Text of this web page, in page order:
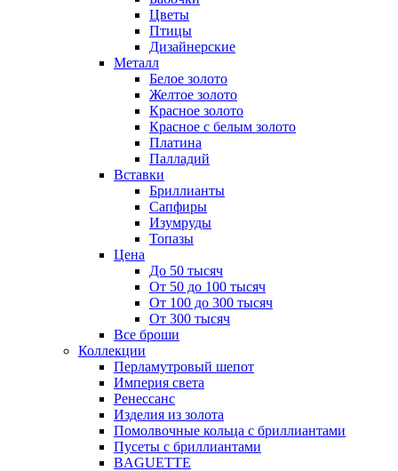
Цветы
Птицы
Дизайнерские
Металл
Белое золото
Желтое золото
Красное золото
Красное с белым золото
Платина
Палладий
Вставки
Бриллианты
Сапфиры
Изумруды
Топазы
Цена
До 50 тысяч
От 50 до 100 тысяч
От 100 до 300 тысяч
От 300 тысяч
Все броши
Коллекции
Перламутровый шепот
Империя света
Ренессанс
Изделия из золота
Помолвочные кольца с бриллиантами
Пусеты с бриллиантами
BAGUETTE